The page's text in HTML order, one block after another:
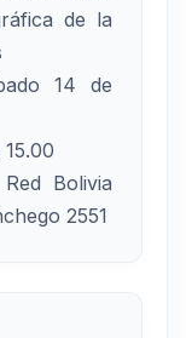
de la
14 de
Bolivia
2551